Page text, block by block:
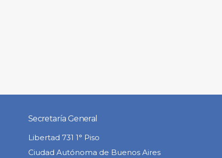
Secretaría General
Libertad 731 1° Piso
Ciudad Autónoma de Buenos Aires